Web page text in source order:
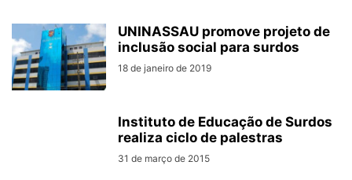
UNINASSAU promove projeto de
inclusão social para surdos
18 de janeiro de 2019
Instituto de Educação de Surdos
realiza ciclo de palestras
31 de março de 2015